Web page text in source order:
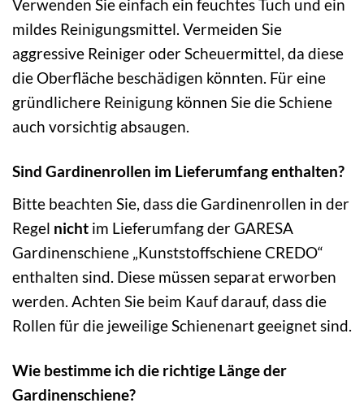
Verwenden Sie einfach ein feuchtes Tuch und ein
mildes Reinigungsmittel. Vermeiden Sie
aggressive Reiniger oder Scheuermittel, da diese
die Oberfläche beschädigen könnten. Für eine
gründlichere Reinigung können Sie die Schiene
auch vorsichtig absaugen.
Sind Gardinenrollen im Lieferumfang enthalten?
Bitte beachten Sie, dass die Gardinenrollen in der
Regel nicht im Lieferumfang der GARESA
Gardinenschiene „Kunststoffschiene CREDO“
enthalten sind. Diese müssen separat erworben
werden. Achten Sie beim Kauf darauf, dass die
Rollen für die jeweilige Schienenart geeignet sind.
Wie bestimme ich die richtige Länge der
Gardinenschiene?